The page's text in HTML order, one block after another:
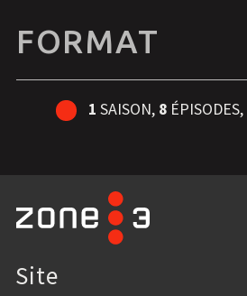
FORMAT
1 SAISON, 8 ÉPISODES,
Site